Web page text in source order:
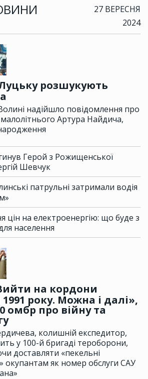
27 ВЕРЕСНЯ
2024
розшукують
надійшло повідомлення про
Артура Найдича,
Герой з Рожищенської
Шевчук
патрульні затримали водія
цін на електроенергію: що буде з
населення
на кордони
року. Можна і далі»,
омбр про війну та
колишній експедитор,
у 100-й бригаді тероборони,
доставляти «пекельні
окупантам як номер обслуги САУ